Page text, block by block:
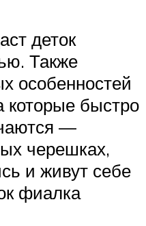
деток
Также
особенностей
которые быстро
—
черешках,
и живут себе
фиалка